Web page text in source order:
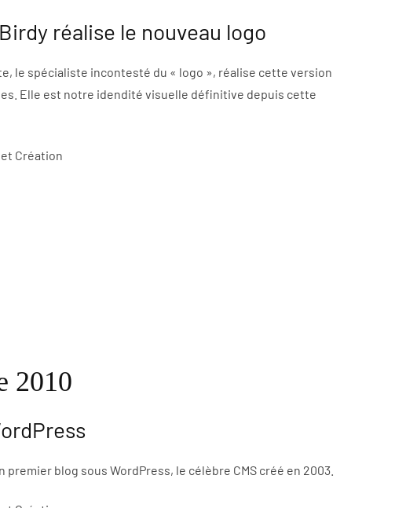
réalise le nouveau logo
le spécialiste incontesté du « logo », réalise cette version
Elle est notre idendité visuelle définitive depuis cette
2010
premier blog sous WordPress, le célèbre CMS créé en 2003.